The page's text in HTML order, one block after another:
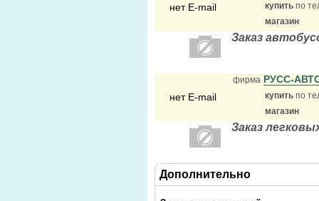
нет E-mail купить по
магазин
Заказ
нет E-mail
фирма РУСС-
купить по
магазин
Заказ
Дополнительно